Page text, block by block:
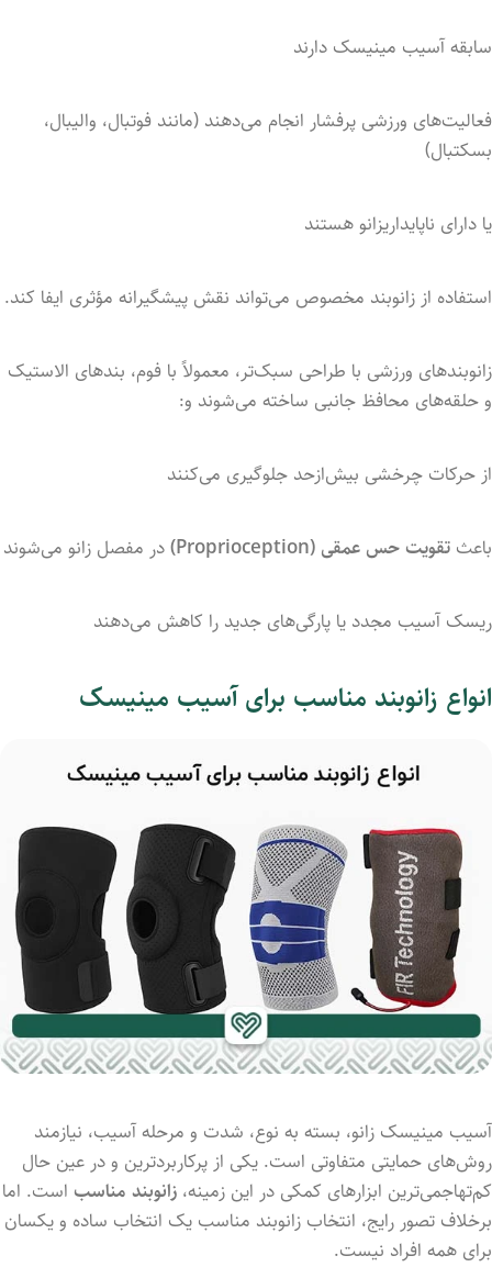
سابقهآسیب مینیسک دارند
فعالیت‌های ورزشی پرفشار انجام می‌دهند (مانند فوتبال، والیبال،
بسکتبال)
یا دارای ناپایداریزانو هستند
استفاده از زانوبند مخصوص می‌تواند نقش پیشگیرانه مؤثری ایفا کند.
زانوبندهای ورزشی با طراحی سبک‌تر، معمولاًبا فوم، بندهای الاستیک
و حلقه‌های محافظ جانبی ساخته می‌شوند و:
از حرکات چرخشی بیش‌ازحد جلوگیری می‌کنند
باعث تقویت حس عمقی (Proprioception) در مفصل زانو می‌شوند
ریسک آسیب مجدد یا پارگی‌های جدید را کاهش می‌دهند
انواع زانوبند مناسب برای آسیب مینیسک
آسیب مینیسک زانو، بسته به نوع، شدت و مرحلهآسیب، نیازمند
روش‌های حمایتی متفاوتی است. یکی از پرکاربردترین و در عین حال
کم‌تهاجمی‌ترین ابزارهای کمکی در این زمینه، زانوبند مناسب است. اما
برخلاف تصور رایج، انتخاب زانوبند مناسب یک انتخاب ساده و یکسان
برای همه افراد نیست.